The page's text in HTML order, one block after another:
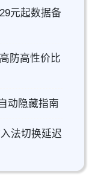
元起数据备
防高性价比
动隐藏指南
法切换延迟